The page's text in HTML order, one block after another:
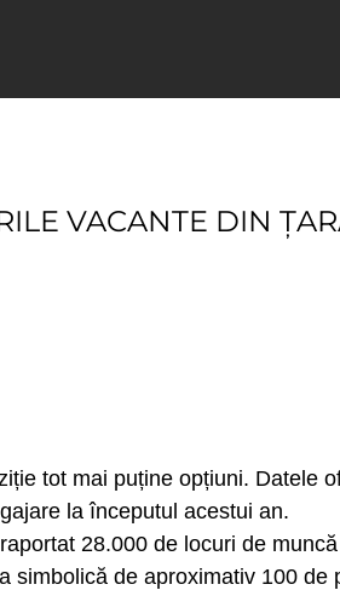
VACANTE DIN
tot mai puține opțiuni. Datele
la începutul acestui an.
28.000 de locuri de
simbolică de aproximativ 100 de